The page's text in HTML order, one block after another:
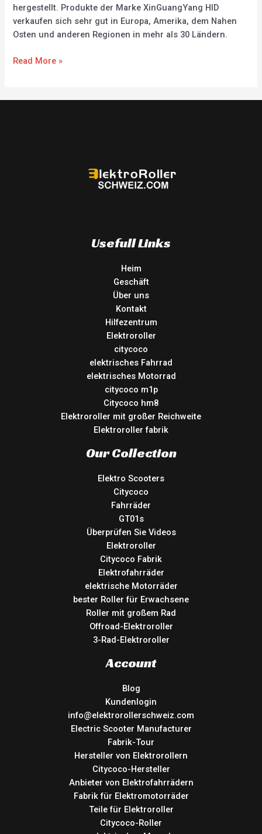
hergestellt. Produkte der Marke XinGuangYang HID
verkaufen sich sehr gut in Europa, Amerika, dem Nahen
Osten und anderen Regionen in mehr als 30 Ländern.
Read More »
Usefull Links
Heim
Geschäft
Über uns
Kontakt
Hilfezentrum
Elektroroller
citycoco
elektrisches Fahrrad
elektrisches Motorrad
citycoco m1p
Citycoco hm8
Elektroroller mit großer Reichweite
Elektroroller fabrik
Our Collection
Elektro Scooters
Citycoco
Fahrräder
GT01s
Überprüfen Sie Videos
Elektroroller
Citycoco Fabrik
Elektrofahrräder
elektrische Motorräder
bester Roller für Erwachsene
Roller mit großem Rad
Offroad-Elektroroller
3-Rad-Elektroroller
Account
Blog
Kundenlogin
info@elektrorollerschweiz.com
Electric Scooter Manufacturer
Fabrik-Tour
Hersteller von Elektrorollern
Citycoco-Hersteller
Anbieter von Elektrofahrrädern
Fabrik für Elektromotorräder
Teile für Elektroroller
Citycoco-Roller